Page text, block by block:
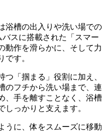
浴槽の出入りや洗い場での
スに搭載された「スマー
動作を滑らかに、そして力
です。
つ「掴まる」役割に加え、
のフチから洗い場まで、連
、手を離すことなく、浴槽
しっかりと支えます。
うに、体をスムーズに移動